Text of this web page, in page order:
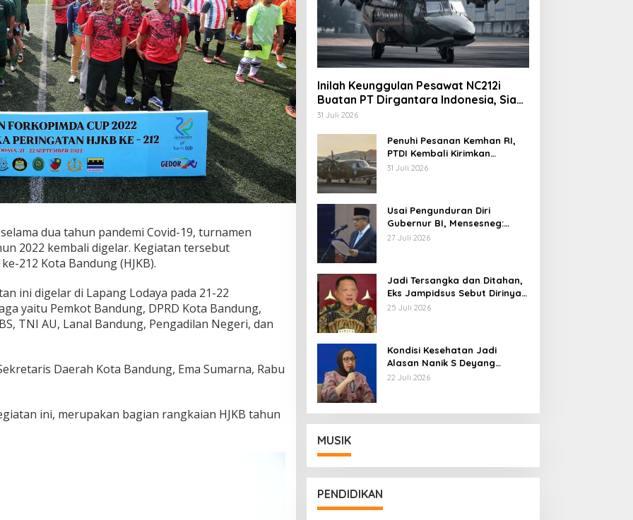
dua tahun pandemi Covid-19, turnamen
2022 kembali digelar. Kegiatan tersebut
212 Kota Bandung (HJKB).
ini digelar di Lapang Lodaya pada 21-22
yaitu Pemkot Bandung, DPRD Kota Bandung,
TNI AU, Lanal Bandung, Pengadilan Negeri, dan
Daerah Kota Bandung, Ema Sumarna, Rabu
ini, merupakan bagian rangkaian HJKB tahun
Inilah Keunggulan Pesawat NC212i
Buatan PT Dirgantara Indonesia, Siap
Dukung Berbagai Operasi TNI
31 Juli 2026
Penuhi Pesanan Kemhan RI,
PTDI Kembali Kirimkan
Pesawat NC212i ke Pangkalan
31 Juli 2026
Usai Pengunduran Diri
Gubernur BI, Mensesneg:
Segera Terbit Keppres
27 Juli 2026
Jadi Tersangka dan Ditahan,
Eks Jampidsus Sebut Dirinya
Korban Kriminalisasi
25 Juli 2026
Kondisi Kesehatan Jadi
Alasan Nanik S Deyang
Mundur dari BGN, Prabowo
22 Juli 2026
MUSIK
PENDIDIKAN